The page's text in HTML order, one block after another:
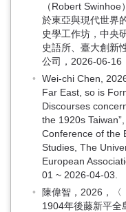
（Robert
於東亞與現代世界
史學工作坊，中央
史語所、臺大創新
公司，2026-06-16
Wei-chi Chen,
Far East, so is
Discourses
the 1920s
Conference of the
Studies, The
European
01 ~ 2026-04-03.
陳偉智，2026，〈
1904年後藤新平全